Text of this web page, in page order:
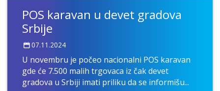
POS karavan u devet gradova
Srbije
07.11.2024
U novembru je počeo nacionalni POS karavan
gde će 7.500 malih trgovaca iz čak devet
gradova u Srbiji imati priliku da se informišu...